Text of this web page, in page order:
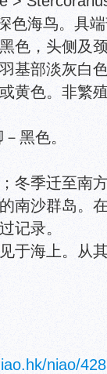
色海鸟。具
色，头侧及
基部淡灰白
黄色。非繁
黑色。
冬季迁至南
南沙群岛。
记录。
于海上。从
niao/